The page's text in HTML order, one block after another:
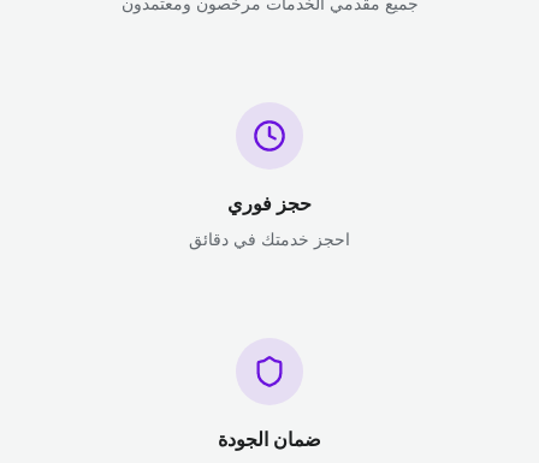
حجز فوري
احجز خدمتك في دقائق
ضمان الجودة